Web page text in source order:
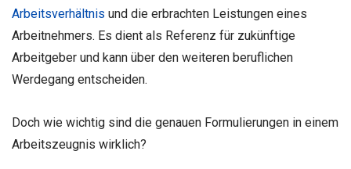
Arbeitsverhältnis und die erbrachten Leistungen eines
Arbeitnehmers. Es dient als Referenz für zukünftige
Arbeitgeber und kann über den weiteren beruflichen
Werdegang entscheiden.
Doch wie wichtig sind die genauen Formulierungen in einem
Arbeitszeugnis wirklich?